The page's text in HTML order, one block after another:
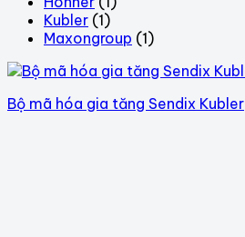
Kubler (1)
Maxongroup (1)
Bộ mã hóa gia tăng Sendix Kubler